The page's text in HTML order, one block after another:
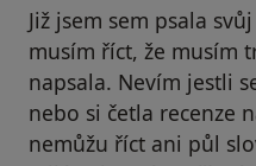
Již jsem sem psala
musím říct, že musím
napsala. Nevím jestli
nebo si četla recenze
nemůžu říct ani půl